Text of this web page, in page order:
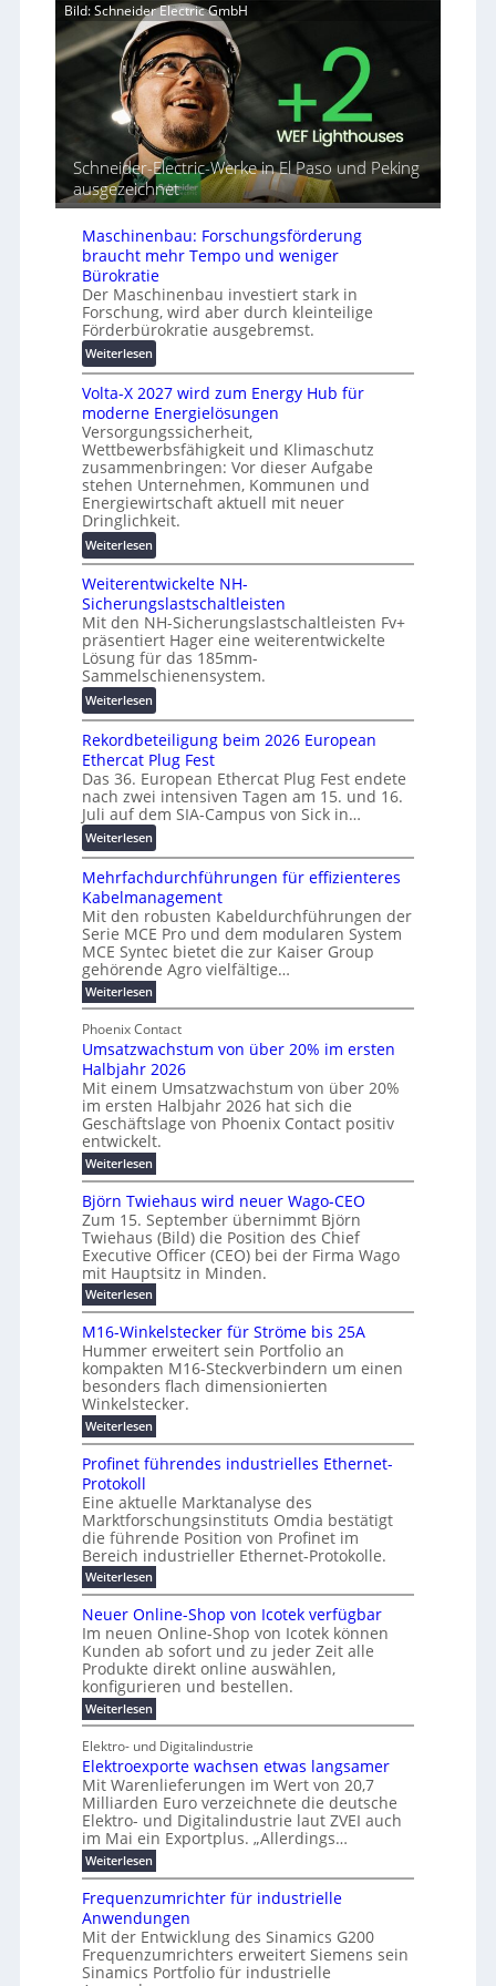
a
h
e
A
u
t
o
m
a
t
s
i
e
r
u
n
g
s
l
ö
s
u
n
g
e
n
u
t
o
r
i
a
l
r
e
i
e
e
r
b
i
n
d
e
t
G
e
r
ä
t
e
s
c
h
u
t
z
u
n
d
d
i
g
i
t
a
l
e
T
r
a
n
s
p
a
r
e
n
z
Bild: Schneider Electric GmbH
Schneider-Electric-Werke in El Paso und Peking
ausgezeichnet
Maschinenbau: Forschungsförderung
braucht mehr Tempo und weniger
Bürokratie
Der Maschinenbau investiert stark in
Forschung, wird aber durch kleinteilige
Förderbürokratie ausgebremst.
Weiterlesen:
M
a
s
c
h
i
n
e
n
b
u
:
F
o
r
s
c
h
u
n
g
s
f
ö
r
d
e
r
u
n
g
b
r
a
u
c
h
t
m
e
r
T
e
m
o
u
n
d
w
e
n
i
g
r
B
ü
r
o
k
a
t
i
e
Volta-X 2027 wird zum Energy Hub für
moderne Energielösungen
Versorgungssicherheit,
Wettbewerbsfähigkeit und Klimaschutz
zusammenbringen: Vor dieser Aufgabe
stehen Unternehmen, Kommunen und
Energiewirtschaft aktuell mit neuer
Dringlichkeit.
Weiterlesen:
V
o
l
t
a
-
X
2
0
2
7
w
i
r
d
z
u
m
E
n
e
r
g
u
b
ü
r
m
o
d
e
r
n
e
E
e
r
g
i
e
l
ö
u
n
g
e
n
Weiterentwickelte NH-
Sicherungslastschaltleisten
Mit den NH-Sicherungslastschaltleisten Fv+
präsentiert Hager eine weiterentwickelte
Lösung für das 185mm-
Sammelschienensystem.
Weiterlesen:
W
e
i
t
e
r
e
n
t
w
i
c
k
e
l
e
N
H
-
S
i
c
h
e
r
u
n
g
s
l
a
s
t
s
c
h
a
t
l
e
i
s
t
e
n
Rekordbeteiligung beim 2026 European
Ethercat Plug Fest
Das 36. European Ethercat Plug Fest endete
nach zwei intensiven Tagen am 15. und 16.
Juli auf dem SIA-Campus von Sick in…
Weiterlesen:
R
e
k
o
r
d
b
e
e
i
l
i
g
u
n
g
b
e
m
2
0
2
6
E
u
r
o
p
e
a
E
t
h
e
r
c
a
t
P
l
u
F
e
s
t
Mehrfachdurchführungen für effizienteres
Kabelmanagement
Mit den robusten Kabeldurchführungen der
Serie MCE Pro und dem modularen System
MCE Syntec bietet die zur Kaiser Group
gehörende Agro vielfältige…
Weiterlesen:
M
h
r
f
a
c
h
d
u
r
c
f
ü
h
r
u
n
g
e
n
f
ü
r
e
ff
i
z
i
e
t
e
r
e
s
K
a
b
e
l
m
a
n
a
g
m
e
n
t
Phoenix Contact
Umsatzwachstum von über 20% im ersten
Halbjahr 2026
Mit einem Umsatzwachstum von über 20%
im ersten Halbjahr 2026 hat sich die
Geschäftslage von Phoenix Contact positiv
entwickelt.
Weiterlesen:
U
m
s
a
z
w
a
c
h
s
t
u
m
v
o
n
ü
b
e
2
0
%
i
m
e
r
s
e
n
H
a
l
b
a
h
r
2
0
2
6
Björn Twiehaus wird neuer Wago-CEO
Zum 15. September übernimmt Björn
Twiehaus (Bild) die Position des Chief
Executive Officer (CEO) bei der Firma Wago
mit Hauptsitz in Minden.
Weiterlesen:
B
ö
r
n
T
w
i
e
h
a
w
i
r
d
e
e
W
a
g
o
-
C
E
M16-Winkelstecker für Ströme bis 25A
Hummer erweitert sein Portfolio an
kompakten M16-Steckverbindern um einen
besonders flach dimensionierten
Winkelstecker.
Weiterlesen:
M
1
6
W
i
n
k
e
l
s
t
c
k
e
r
ü
S
t
r
ö
m
e
b
i
s
5
A
Profinet führendes industrielles Ethernet-
Protokoll
Eine aktuelle Marktanalyse des
Marktforschungsinstituts Omdia bestätigt
die führende Position von Profinet im
Bereich industrieller Ethernet-Protokolle.
Weiterlesen:
P
r
o
i
n
e
t
f
ü
h
r
e
n
d
e
s
i
n
u
s
t
r
i
e
Neuer Online-Shop von Icotek verfügbar
Im neuen Online-Shop von Icotek können
Kunden ab sofort und zu jeder Zeit alle
Produkte direkt online auswählen,
konfigurieren und bestellen.
Weiterlesen:
N
e
u
e
r
O
n
l
i
n
e
-
S
h
o
p
v
Elektro- und Digitalindustrie
Elektroexporte wachsen etwas langsamer
Mit Warenlieferungen im Wert von 20,7
Milliarden Euro verzeichnete die deutsche
Elektro- und Digitalindustrie laut ZVEI auch
im Mai ein Exportplus. „Allerdings…
Weiterlesen:
E
e
k
t
r
o
Frequenzumrichter für industrielle
Anwendungen
Mit der Entwicklung des Sinamics G200
Frequenzumrichters erweitert Siemens sein
Sinamics Portfolio für industrielle